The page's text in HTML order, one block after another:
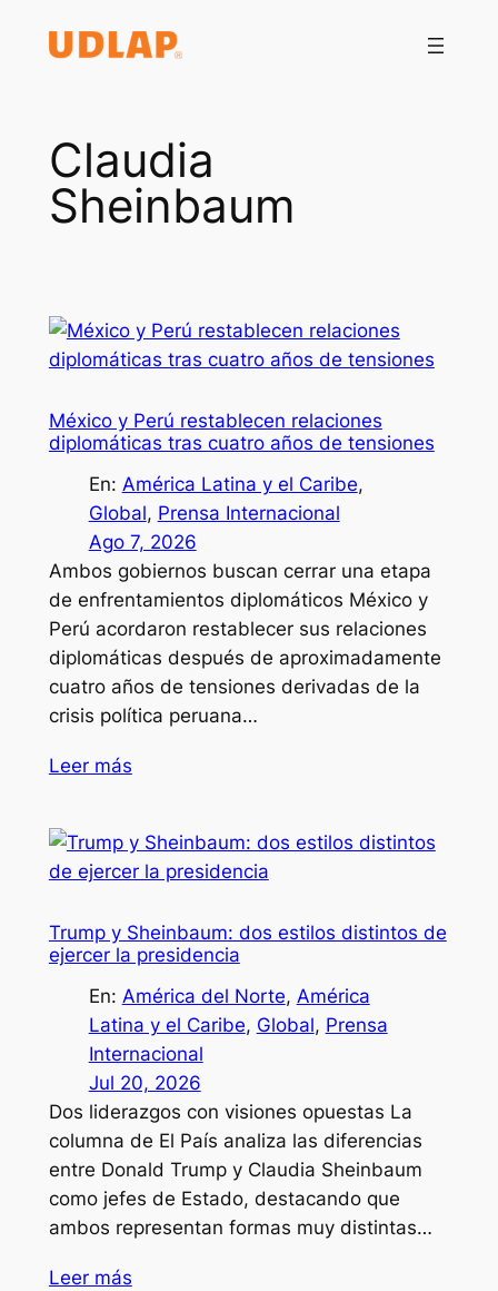
Claudia
Sheinbaum
México y Perú restablecen relaciones
diplomáticas tras cuatro años de tensiones
En: América Latina y el Caribe
Global, Prensa Internacional
Ago 7, 2026
Ambos gobiernos buscan cerrar una etapa
de enfrentamientos diplomáticos México y
Perú acordaron restablecer sus relaciones
diplomáticas después de aproximadamente
cuatro años de tensiones derivadas de la
crisis política peruana…
Leer más
Trump y Sheinbaum: dos estilos distintos de
ejercer la presidencia
En: América del Norte, América
Latina y el Caribe, Global, Prensa
Internacional
Jul 20, 2026
Dos liderazgos con visiones opuestas La
columna de El País analiza las diferencias
entre Donald Trump y Claudia Sheinbaum
como jefes de Estado, destacando que
ambos representan formas muy distintas…
Leer más